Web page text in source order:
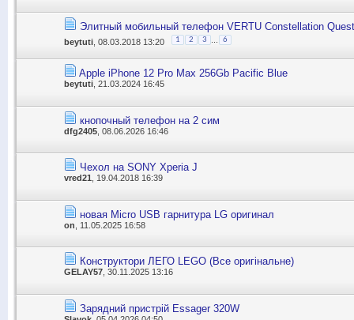
Элитный мобильный телефон VERTU Constellation
beytuti , 08.03.2018 13:20 1 2 3 6
Apple iPhone 12 Pro Max 256Gb Pacific Blue
beytuti , 21.03.2024 16:45
кнопочный телефон на 2 сим
dfg2405 , 08.06.2026 16:46
Чехол на SONY Xperia J
vred21 , 19.04.2018 16:39
новая Micro USB гарнитура LG оригинал
on , 11.05.2025 16:58
Конструктори ЛЕГО LEGO (Все оригінальне)
GELAY57 , 30.11.2025 13:16
Зарядний пристрій Essager 320W